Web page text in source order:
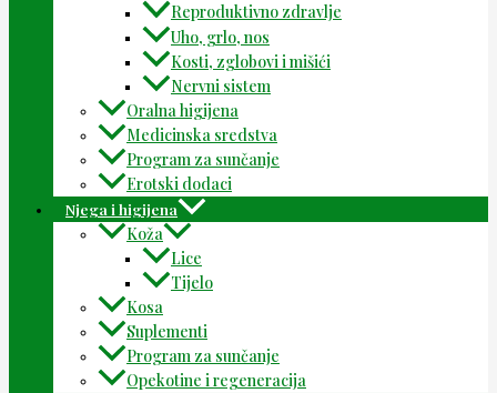
Reproduktivno zdravlje
Uho, grlo, nos
Kosti, zglobovi i mišići
Nervni sistem
Oralna higijena
Medicinska sredstva
Program za sunčanje
Erotski dodaci
Njega i higijena
Koža
Lice
Tijelo
Kosa
Suplementi
Program za sunčanje
Opekotine i regeneracija